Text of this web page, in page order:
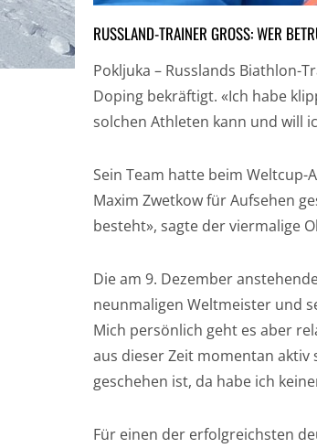
RUSSLAND-TRAINER GROSS: WER
Pokljuka – Russlands Biathlon-
Doping bekräftigt. «Ich habe
solchen Athleten kann und will
Sein Team hatte beim
Maxim Zwetkow für Aufsehen
besteht», sagte der viermalige
Die am 9. Dezember
neunmaligen Weltmeister und
Mich persönlich geht es aber
aus dieser Zeit momentan aktiv
geschehen ist, da habe ich
Für einen der erfolgreichsten